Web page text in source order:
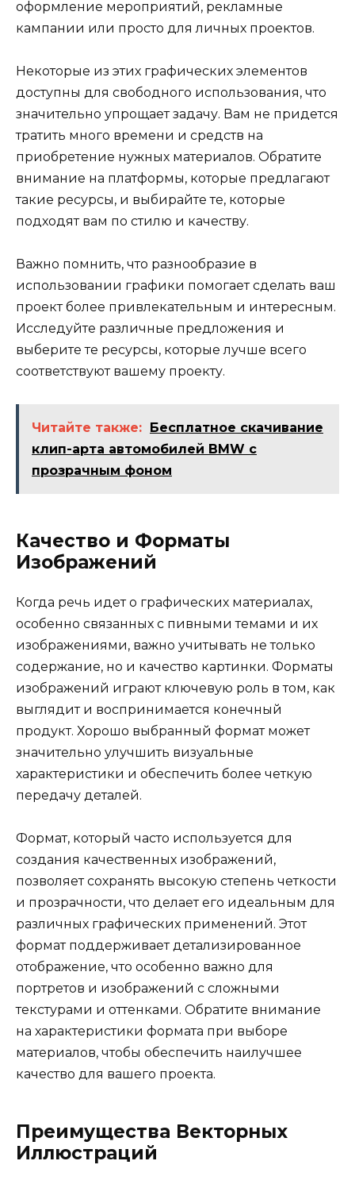
оформление мероприятий, рекламные
кампании или просто для личных проектов.
Некоторые из этих графических элементов
доступны для свободного использования, что
значительно упрощает задачу. Вам не придется
тратить много времени и средств на
приобретение нужных материалов. Обратите
внимание на платформы, которые предлагают
такие ресурсы, и выбирайте те, которые
подходят вам по стилю и качеству.
Важно помнить, что разнообразие в
использовании графики помогает сделать ваш
проект более привлекательным и интересным.
Исследуйте различные предложения и
выберите те ресурсы, которые лучше всего
соответствуют вашему проекту.
Читайте также: Бесплатное скачивание
клип-арта автомобилей BMW с
прозрачным фоном
Качество и Форматы
Изображений
Когда речь идет о графических материалах,
особенно связанных с пивными темами и их
изображениями, важно учитывать не только
содержание, но и качество картинки. Форматы
изображений играют ключевую роль в том, как
выглядит и воспринимается конечный
продукт. Хорошо выбранный формат может
значительно улучшить визуальные
характеристики и обеспечить более четкую
передачу деталей.
Формат, который часто используется для
создания качественных изображений,
позволяет сохранять высокую степень четкости
и прозрачности, что делает его идеальным для
различных графических применений. Этот
формат поддерживает детализированное
отображение, что особенно важно для
портретов и изображений с сложными
текстурами и оттенками. Обратите внимание
на характеристики формата при выборе
материалов, чтобы обеспечить наилучшее
качество для вашего проекта.
Преимущества Векторных
Иллюстраций